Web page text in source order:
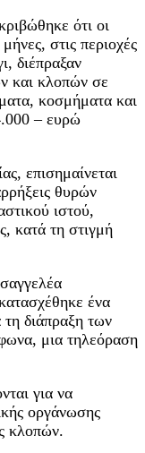
ότι οι
στις περιοχές
διέπραξαν
και κλοπών σε
κοσμήματα και
– ευρώ
επισημαίνεται
θυρών
ιστού,
κατά τη στιγμή
ένα
τη διάπραξη των
μια τηλεόραση
για να
οργάνωσης
κλοπών.